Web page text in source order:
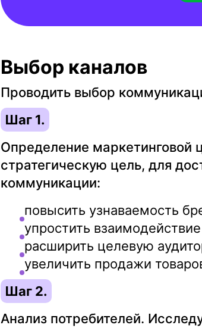
Выбор каналов
Проводить выбор
Шаг 1.
Определение маркетинговой
стратегическую цель, для
коммуникации:
повысить узнаваемость
упростить
расширить целевую
увеличить продажи
Шаг 2.
Анализ потребителей.